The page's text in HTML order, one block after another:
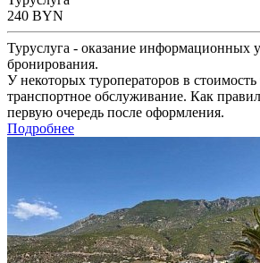
240 BYN
Туруслуга - оказание информационных
бронирования.
У некоторых туроператоров в стоимость
транспортное обслуживание. Как
первую очередь после оформления.
Подробнее